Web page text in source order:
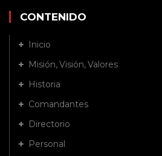
CONTENIDO
Inicio
Misión, Visión, Valores
Historia
Comandantes
Directorio
Personal